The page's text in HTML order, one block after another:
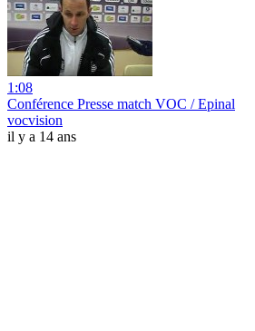
1:08
Conférence Presse match VOC / Epinal
vocvision
il y a 14 ans